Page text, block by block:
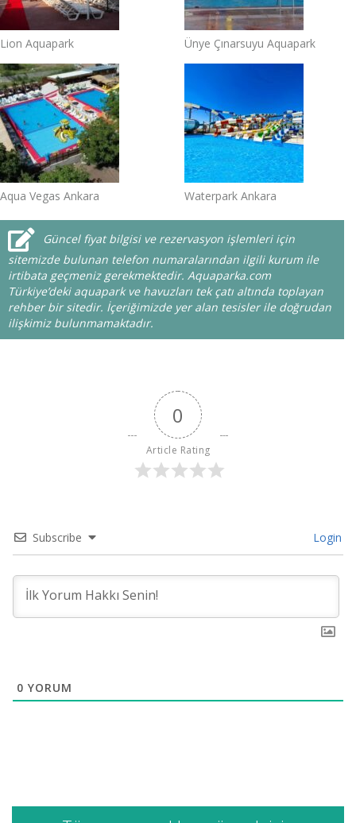
Lion Aquapark Ünye Çınarsuyu Aquapark
Aqua Vegas Ankara Waterpark Ankara
Güncel fiyat bilgisi ve rezervasyon işlemleri için
sitemizde bulunan telefon numaralarından ilgili kurum ile
irtibata geçmeniz gerekmektedir. Aquaparka.com
Türkiye’deki aquapark ve havuzları tek çatı altında toplayan
rehber bir sitedir. İçeriğimizde yer alan tesisler ile doğrudan
ilişkimiz bulunmamaktadır.
0
Article Rating
Subscribe Login
0 YORUM